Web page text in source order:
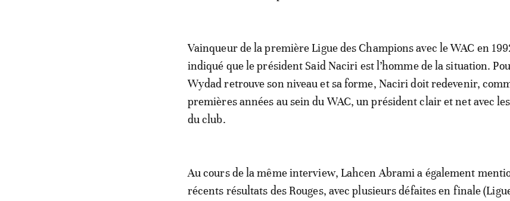
Vainqueur de la première Ligue des Champions avec le WAC en
indiqué que le président Said Naciri est l’homme de la situation.
Wydad retrouve son niveau et sa forme, Naciri doit redevenir,
premières années au sein du WAC, un président clair et net avec
du club.
Au cours de la même interview, Lahcen Abrami a également
récents résultats des Rouges, avec plusieurs défaites en finale